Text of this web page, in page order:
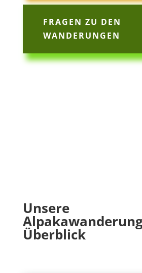
FRAGEN ZU DEN
WANDERUNGEN
Unsere
Überblick